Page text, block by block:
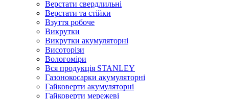
Верстати свердлильні
Верстати та стійки
Взуття робоче
Викрутки
Викрутки акумуляторні
Висоторізи
Вологоміри
Вся продукція STANLEY
Газонокосарки акумуляторні
Гайковерти акумуляторні
Гайковерти мережеві